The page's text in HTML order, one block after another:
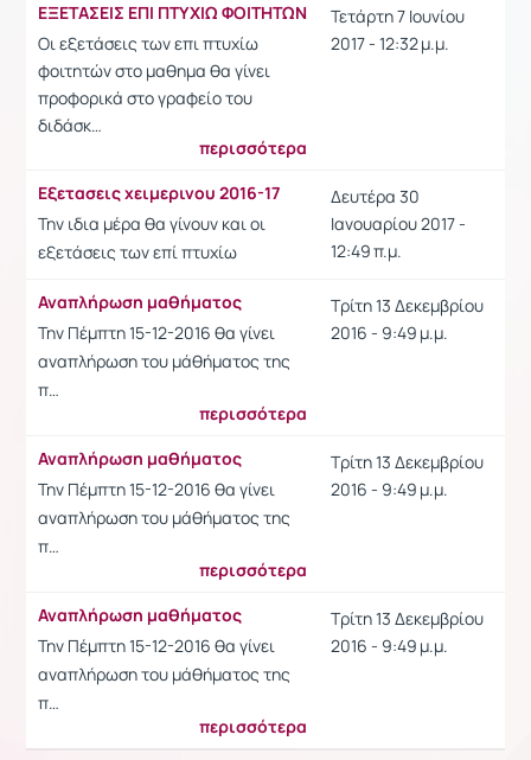
ΕΞΕΤΑΣΕΙΣ ΕΠΙ ΠΤΥΧΙΩ ΦΟΙΤΗΤΩΝ
Οι εξετάσεις των επι πτυχίω
φοιτητών στο μαθημα θα γίνει
προφορικά στο γραφείο του
διδάσκ…
περισσότερα
Τετάρτη 7 Ιουνίου
2017 - 12:32 μ.μ.
Εξετασεις χειμερινου 2016-17
Την ιδια μέρα θα γίνουν και οι
εξετάσεις των επί πτυχίω
Δευτέρα 30
Ιανουαρίου 2017 -
12:49 π.μ.
Αναπλήρωση μαθήματος
Την Πέμπτη 15-12-2016 θα γίνει
αναπλήρωση του μάθήματος της
π…
περισσότερα
Τρίτη 13 Δεκεμβρίου
2016 - 9:49 μ.μ.
Αναπλήρωση μαθήματος
Την Πέμπτη 15-12-2016 θα γίνει
αναπλήρωση του μάθήματος της
π…
περισσότερα
Τρίτη 13 Δεκεμβρίου
2016 - 9:49 μ.μ.
Αναπλήρωση μαθήματος
Την Πέμπτη 15-12-2016 θα γίνει
αναπλήρωση του μάθήματος της
π…
περισσότερα
Τρίτη 13 Δεκεμβρίου
2016 - 9:49 μ.μ.